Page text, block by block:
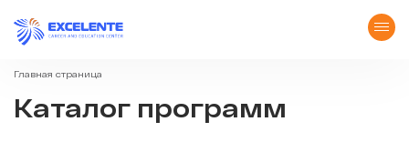
Главная страница
Каталог программ